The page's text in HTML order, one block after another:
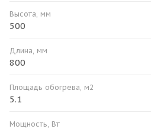
Высота, мм
500
Длина, мм
800
Площадь обогрева, м2
5.1
Мощность, Вт